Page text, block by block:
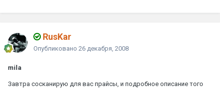
RusKar
Опубликовано 26 декабря, 2008
mila
Завтра сосканирую для вас прайсы, и подробное описание того